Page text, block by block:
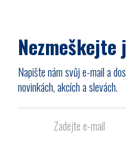
Napište nám svůj e-mail a
novinkách, akcích a slevách.